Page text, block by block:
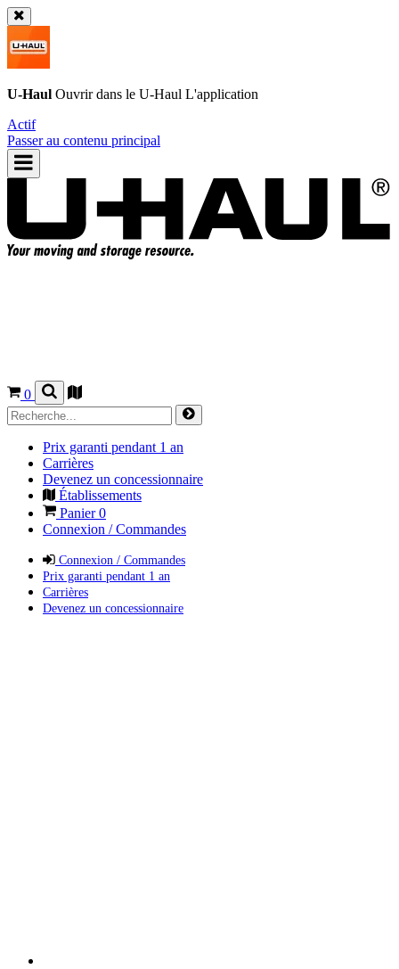
U-Haul Ouvrir dans le U-Haul L'application
Actif
Passer au contenu principal
0
Prix garanti pendant 1 an
Carrières
Devenez un concessionnaire
Établissements
Panier0
Connexion / Commandes
Connexion / Commandes
Prix garanti pendant 1 an
Carrières
Devenez un concessionnaire